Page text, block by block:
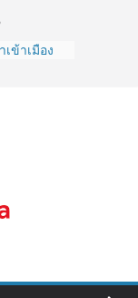
ข้าเมือง
?
อไหนดี
ทความ
ช้วิธีไหน
ตัว